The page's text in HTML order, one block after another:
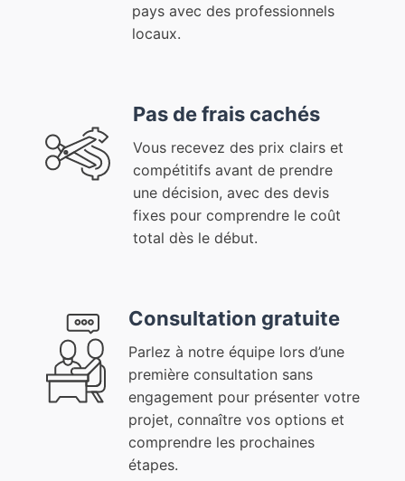
pays avec des professionnels
locaux.
Pas de frais cachés
Vous recevez des prix clairs et
compétitifs avant de prendre
une décision, avec des devis
fixes pour comprendre le coût
total dès le début.
Consultation gratuite
Parlez à notre équipe lors d’une
première consultation sans
engagement pour présenter votre
projet, connaître vos options et
comprendre les prochaines
étapes.